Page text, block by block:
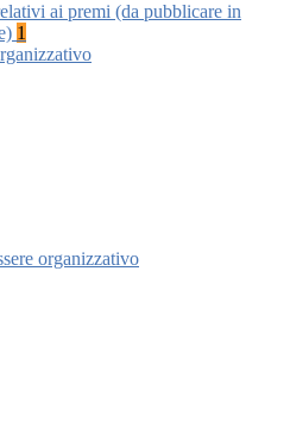
ai premi (da pubblicare in
1
organizzativo